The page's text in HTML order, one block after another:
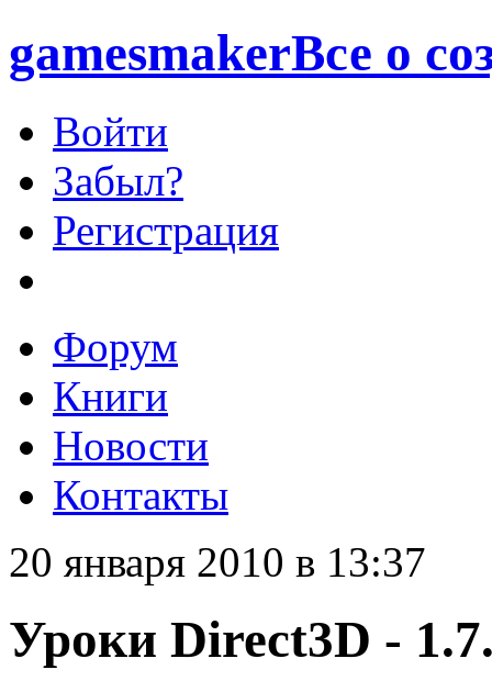
gamesmakerВсе о
Войти
Забыл?
Регистрация
Форум
Книги
Новости
Контакты
20 января 2010 в 13:37
Уроки Direct3D -